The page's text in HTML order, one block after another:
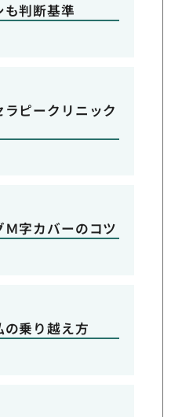
判断基準
ピークリニック
字カバーのコツ
乗り越え方